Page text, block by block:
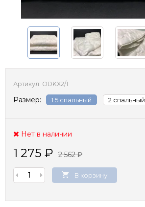
Артикул: ODKX2/1
Размер: 1.5 спальный 2 спальный
Нет в наличии
1 275 ₽ 2 562₽
В корзину